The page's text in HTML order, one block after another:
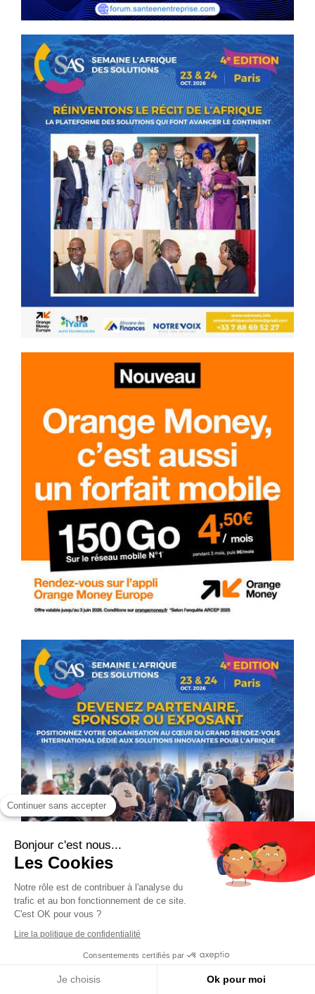
Continuer sans accepter
Bonjour c'est nous...
Les Cookies
Notre rôle est de contribuer à l'analyse du
trafic et au bon fonctionnement de ce site.
C'est OK pour vous ?
Lire la politique de confidentialité
Consentements certifiés par
Je choisis Ok pour moi